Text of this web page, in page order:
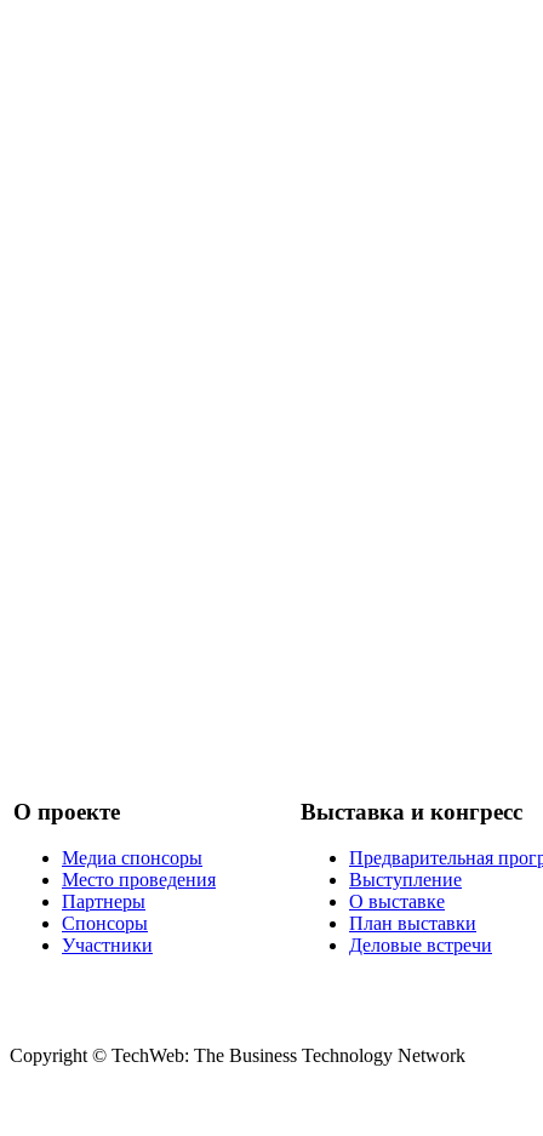
О проекте
Медиа спонсоры
Место проведения
Партнеры
Спонсоры
Участники
Выставка и конгресс
Предварительная
Выступление
О выставке
План выставки
Деловые встречи
Copyright © TechWeb: The Business Technology Network